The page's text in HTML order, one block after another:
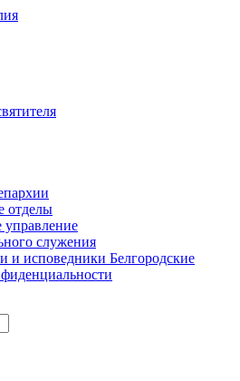
отделы
управление
служения
и исповедники Белгородские